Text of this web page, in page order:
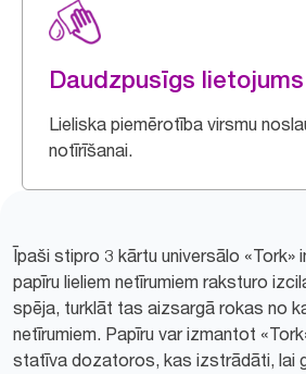
Daudzpusīgs lietojums
Lieliska piemērotība virsmu
notīrīšanai.
Īpaši stipro 3 kārtu universālo «Tork»
papīru lieliem netīrumiem raksturo
spēja, turklāt tas aizsargā rokas no
netīrumiem. Papīru var izmantot
statīva dozatoros, kas izstrādāti, lai